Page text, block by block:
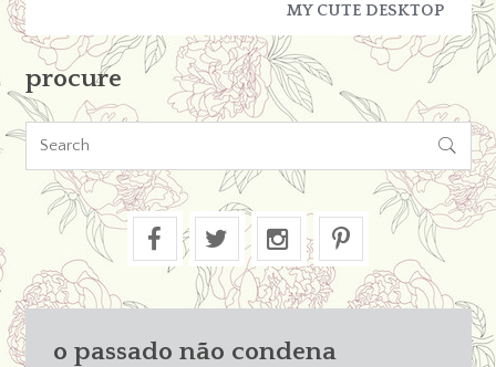
MY CUTE DESKTOP
procure

o passado não condena